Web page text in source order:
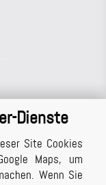
Dienste
Site Cookies
Maps, um
Wenn Sie
unser